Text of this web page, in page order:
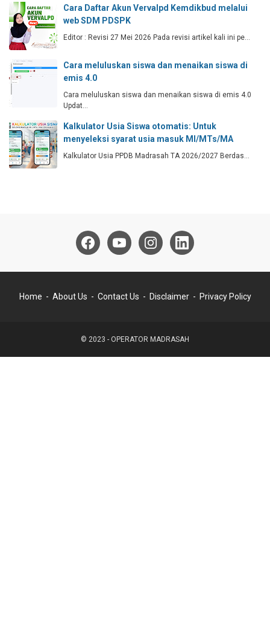
Cara Daftar Akun Vervalpd Kemdikbud melalui
web SDM PDSPK
Editor : Revisi 27 Mei 2026 Pada revisi artikel kali ini pe…
Cara meluluskan siswa dan menaikan siswa di
emis 4.0
Cara meluluskan siswa dan menaikan siswa di emis 4.0
Updat…
Kalkulator Usia Siswa otomatis: Untuk
menyeleksi syarat usia masuk MI/MTs/MA
Kalkulator Usia PPDB Madrasah TA 2026/2027 Berdas…
Home About Us Contact Us Disclaimer Privacy Policy
© 2023 - OPERATOR MADRASAH